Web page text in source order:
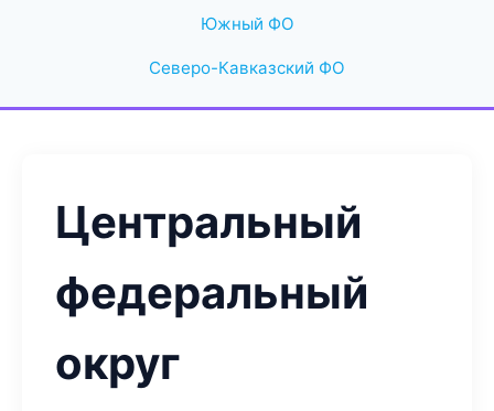
Южный ФО
Северо-Кавказский ФО
Центральный
федеральный
округ